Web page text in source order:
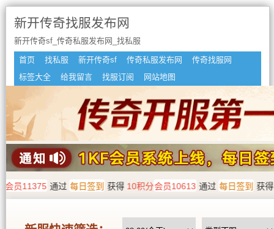
新开传奇找服发布网
新开传奇sf_传奇私服发布网_找私服
首页 找私服 新开传奇sf 传奇私服发布网
传奇找服网
标签大全
给我留言 找服订阅 网站地图